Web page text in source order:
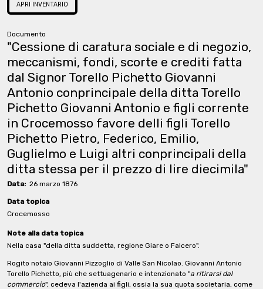
APRI INVENTARIO
Documento
"Cessione di caratura sociale e di negozio,
meccanismi, fondi, scorte e crediti fatta
dal Signor Torello Pichetto Giovanni
Antonio conprincipale della ditta Torello
Pichetto Giovanni Antonio e figli corrente
in Crocemosso favore delli figli Torello
Pichetto Pietro, Federico, Emilio,
Guglielmo e Luigi altri conprincipali della
ditta stessa per il prezzo di lire diecimila"
Data: 26 marzo 1876
Data topica
Crocemosso
Note alla data topica
Nella casa "della ditta suddetta, regione Giare o Falcero".
Rogito notaio Giovanni Pizzoglio di Valle San Nicolao. Giovanni Antonio
Torello Pichetto, più che settuagenario e intenzionato "a ritirarsi dal
commercio", cedeva l'azienda ai figli, ossia la sua quota societaria, come